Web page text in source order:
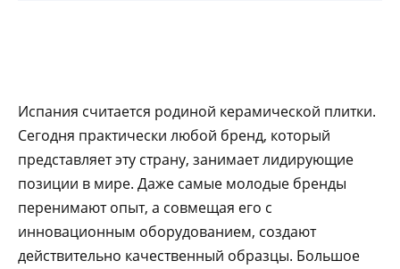
Испания считается родиной керамической плитки.
Сегодня практически любой бренд, который
представляет эту страну, занимает лидирующие
позиции в мире. Даже самые молодые бренды
перенимают опыт, а совмещая его с
инновационным оборудованием, создают
действительно качественный образцы. Большое